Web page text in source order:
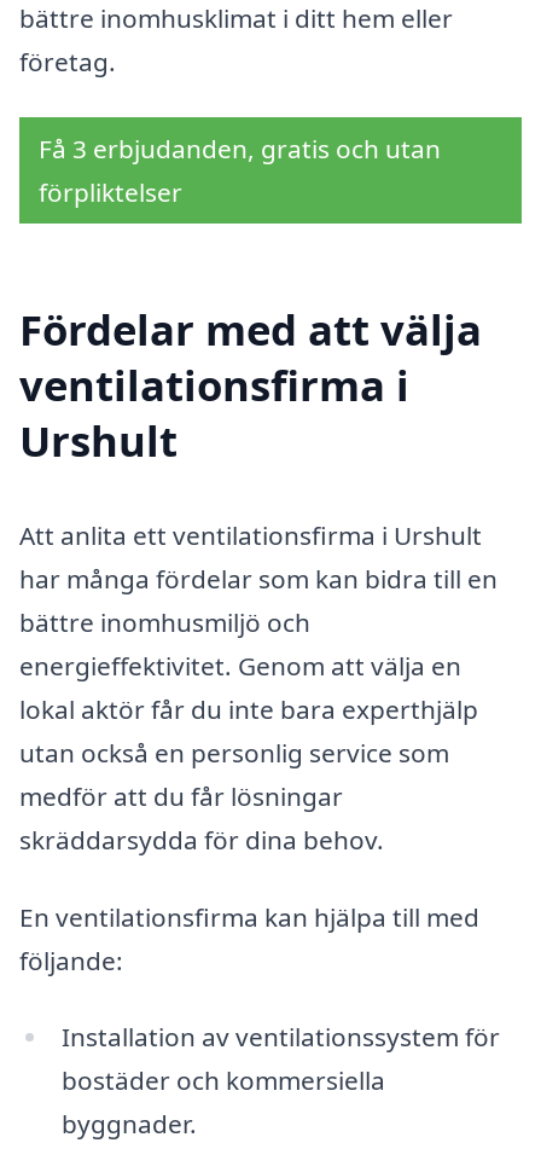
bättre inomhusklimat i ditt hem eller
företag.
Få 3 erbjudanden, gratis och utan
förpliktelser
Fördelar med att välja
ventilationsfirma i
Urshult
Att anlita ett ventilationsfirma i Urshult
har många fördelar som kan bidra till en
bättre inomhusmiljö och
energieffektivitet. Genom att välja en
lokal aktör får du inte bara experthjälp
utan också en personlig service som
medför att du får lösningar
skräddarsydda för dina behov.
En ventilationsfirma kan hjälpa till med
följande:
Installation av ventilationssystem för
bostäder och kommersiella
byggnader.